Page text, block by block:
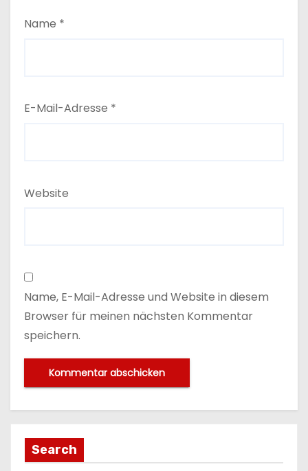
Name *
E-Mail-Adresse *
Website
Name, E-Mail-Adresse und Website in diesem
Browser für meinen nächsten Kommentar
speichern.
Search